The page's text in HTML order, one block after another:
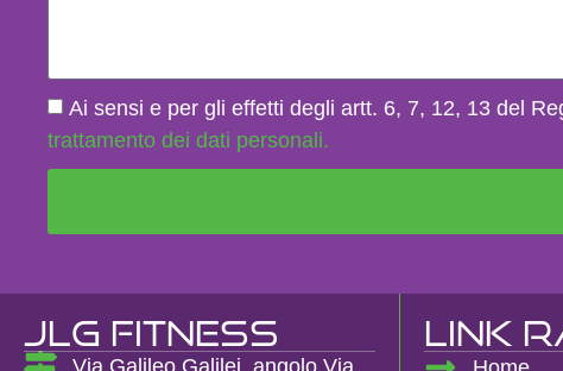
Ai sensi e per gli effetti degli artt. 6, 7, 12, 13 del
trattamento dei dati personali.
JLG FITNESS Link